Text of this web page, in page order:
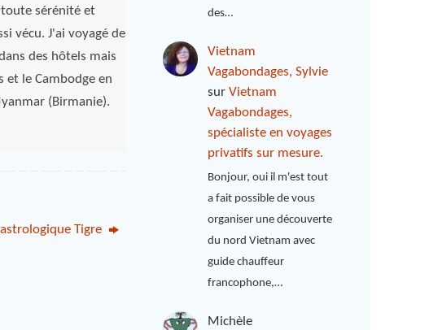
sérénité et
vécu. J'ai voyagé de
des hôtels mais
et le Cambodge en
(Birmanie).
Tigre
des…
Vietnam
Vagabondages, Sylvie
surVietnam
Vagabondages,
spécialiste en voyages
privatifs sur mesure.
Bonjour, oui il m'est tout
a fait possible de vous
organiser une découverte
du nord Vietnam avec
guide chauffeur
francophone,…
Michèle